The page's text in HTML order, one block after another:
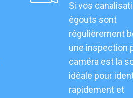
Si vos
égouts sont
régulièrement
une inspection
caméra est la
idéale pour
rapidement et